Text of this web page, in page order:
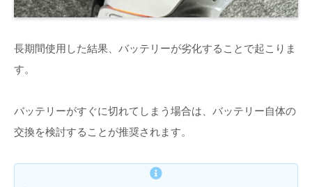
長期間使用した結果、バッテリーが劣化することで起こりま
す。
バッテリーがすぐに切れてしまう場合は、バッテリー自体の
交換を検討することが推奨されます。